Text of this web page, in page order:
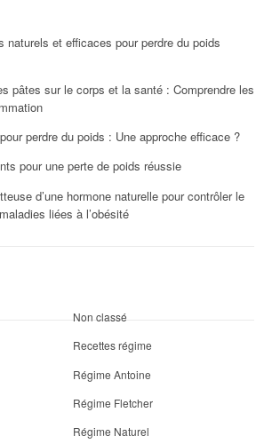
naturels et efficaces pour perdre du poids
pâtes sur le corps et la santé : Comprendre les
perdre du poids : Une approche efficace ?
pour une perte de poids réussie
d’une hormone naturelle pour contrôler le
liées à l’obésité
Non classé
Recettes régime
Régime Antoine
Régime Fletcher
Régime Naturel